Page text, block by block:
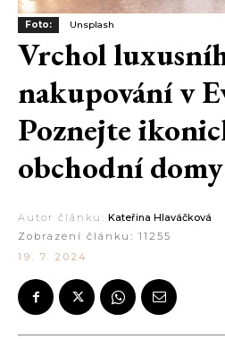
Foto: Unsplash
Vrchol
nakupování v
Poznejte
obchodní domy
Autor článku: Kateřina Hlaváčková
Zobrazení článku: 11255
19. 7. 2024